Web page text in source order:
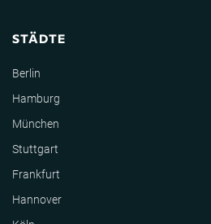
STÄDTE
Berlin
Hamburg
München
Stuttgart
Frankfurt
Hannover